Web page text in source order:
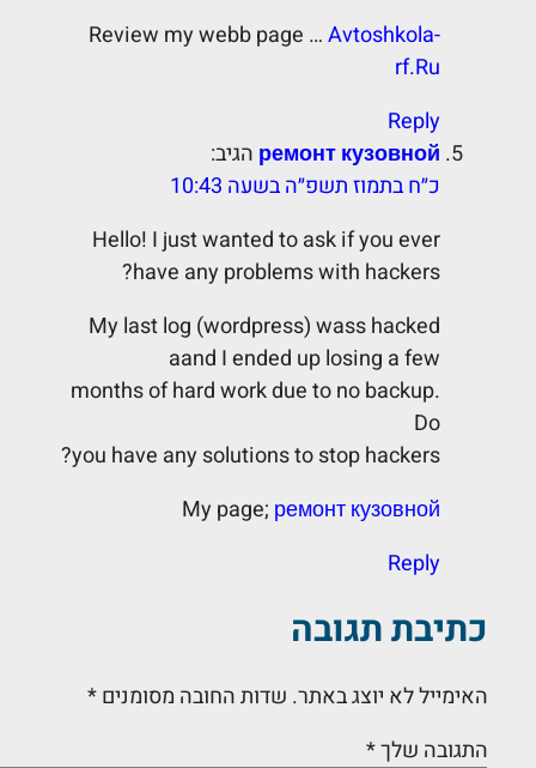
Review my webb page …Avtoshkola-
rf.Ru
Reply
ремонт кузовной הגיב:
כ״ח בתמוז תשפ״ה בשעה 10:43
Hello! I just wanted to ask if you ever
have any problems with hackers?
My last log (wordpress) wass hacked
aand I ended up losing a few
months of hard work due to no backup.
Do
you have any solutions to stop hackers?
My page; ремонт кузовной
Reply
כתיבת תגובה
האימייל לא יוצג באתר. שדות החובה מסומנים*
התגובה שלך*